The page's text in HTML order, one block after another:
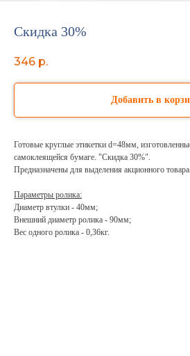
Скидка 30%
346 р.
Добавить в
Готовые круглые этикетки d=48мм,
самоклеящейся бумаге. "Скидка 30%".
Предназначены для выделения акционного товара.
Параметры ролика:
Диаметр втулки - 40мм;
Внешний диаметр ролика - 90мм;
Вес одного ролика - 0,36кг.